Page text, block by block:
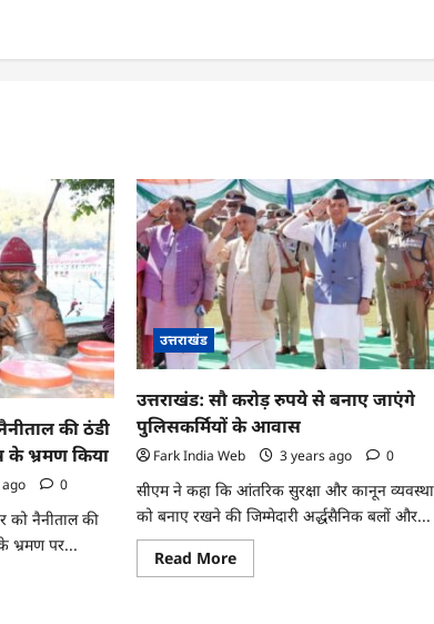
की ठंडी
भ्रमण किया
0
को नैनीताल की
भ्रमण पर...
उत्तराखंड
उत्तराखंड: सौ करोड़ रुपये से बनाए जाएंगे
पुलिसकर्मियों के आवास
Fark India Web 3 years ago 0
सीएम ने कहा कि आंतरिक सुरक्षा और कानून व्यवस्था
को बनाए रखने की जिम्मेदारी अर्द्धसैनिक बलों और...
Read MoreRead
more